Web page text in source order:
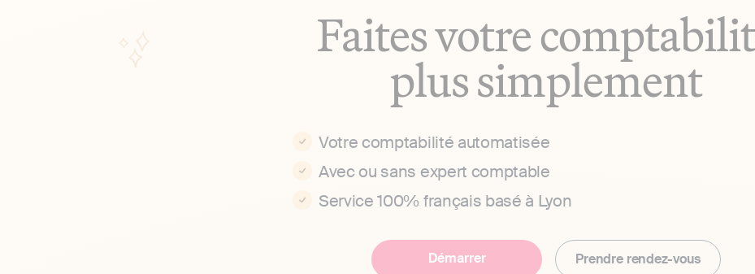
Faites votre
plus simplement
Votre comptabilité automatisée
Avec ou sans expert comptable
Service 100% français basé à Lyon
Démarrer Prendre rendez-vous